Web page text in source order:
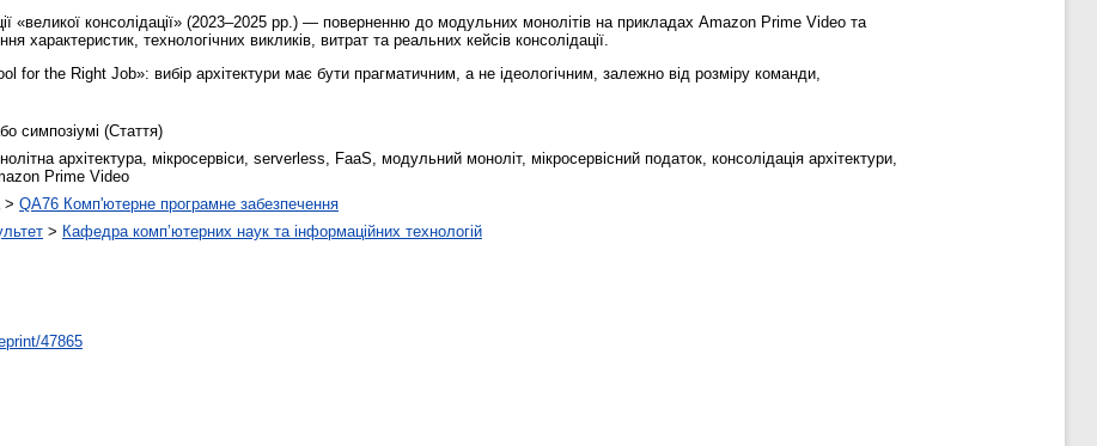
«великої консолідації» (2023–2025 рр.) — поверненню до модульних монолітів на прикладах Amazon Prime Video та
характеристик, технологічних викликів, витрат та реальних кейсів консолідації.
for the Right Job»: вибір архітектури має бути прагматичним, а не ідеологічним, залежно від розміру команди,
симпозіумі (Стаття)
архітектура, мікросервіси, serverless, FaaS, модульний моноліт, мікросервісний податок, консолідація архітектури,
Prime Video
> QA76 Комп'ютерне програмне забезпечення
> Кафедра комп’ютерних наук та інформаційних технологій
47865